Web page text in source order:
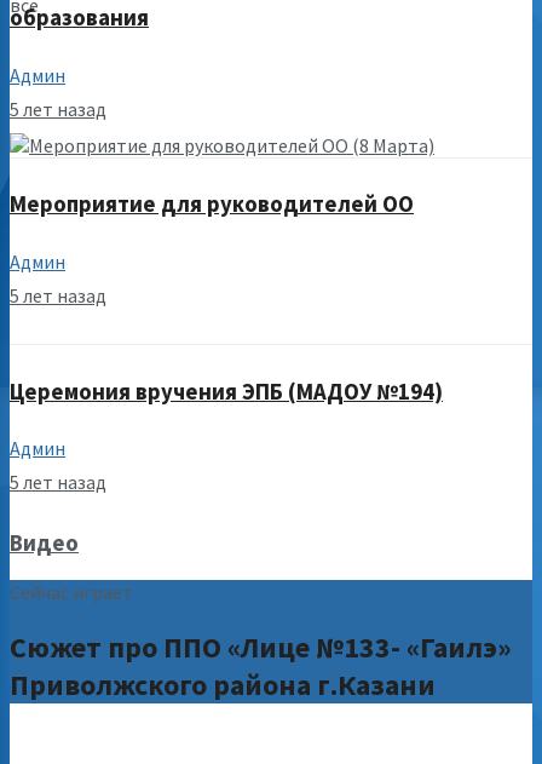
все
образования
Админ
5 лет назад
Мероприятие для руководителей ОО
Админ
5 лет назад
Церемония вручения ЭПБ (МАДОУ №194)
Админ
5 лет назад
Видео
Сейчас играет
Сюжет про ППО «Лице №133- «Гаилэ»
Приволжского района г.Казани